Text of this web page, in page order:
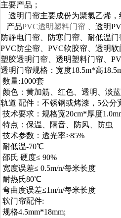
主要产品；
透明门帘主要成份为聚氯乙烯，
产品PVC透明塑料门帘 、透明
防静电门帘、
防寒门帘 、耐低温
PVC防尘帘、PVC软胶帘、 透明软
塑胶透明门帘、透明塑料门帘、
透明门帘规格 ：宽度18.5m*高
数量:1000套
颜色：黄加筋、红色、透明、淡
轨道 配件：不锈钢或烤漆，5公分
技术要求：规格宽20cm*厚度
特点：保温、隔音、防风、防虫
技术参数：透光率≥85%
耐低温-70℃
邵氏 硬度≤ 90%
宽度误差≤ 0.5m/n/每米长度
耐热氏80℃
弯曲度误差≤1m/n/每米长度
软门帘配件:
规格4.5mm*18mm;